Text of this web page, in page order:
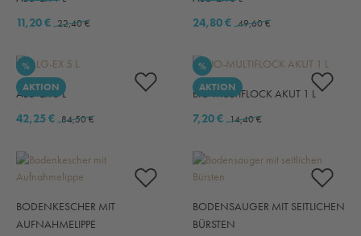
11,20 € 22,40 €
24,80 € 49,60 €
RABATT
%
AKTION
ALG-EX 5 L
42,25 € 84,50 €
RABATT
%
AKTION
BIO-MULTIFLOCK AKUT 1 L
7,20 € 14,40 €
BODENKESCHER MIT
AUFNAHMELIPPE
BODENSAUGER MIT SEITLICHEN
BÜRSTEN